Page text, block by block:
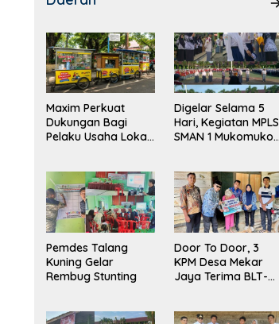
Maxim Perkuat
Dukungan Bagi
Pelaku Usaha Lokal
Ruang Publik dan
Kebersihan Pasar
Digelar Selama 5
Hari, Kegiatan MPLS
SMAN 1 Mukomuko
Pemdes Talang
Kuning Gelar
Rembug Stunting
Door To Door, 3
KPM Desa Mekar
Jaya Terima BLT-